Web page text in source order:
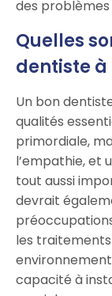
des
Quelles
dentiste à
Un bon
qualités
primordiale,
l’empathie, et
tout aussi
devrait
les
capacité à